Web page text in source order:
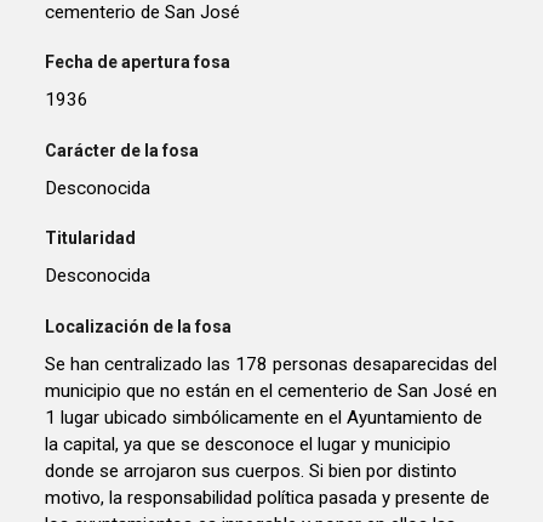
cementerio de San José
Fecha de apertura fosa
1936
Carácter de la fosa
Desconocida
Titularidad
Desconocida
Localización de la fosa
Se han centralizado las 178 personas desaparecidas del
municipio que no están en el cementerio de San José en
1 lugar ubicado simbólicamente en el Ayuntamiento de
la capital, ya que se desconoce el lugar y municipio
donde se arrojaron sus cuerpos. Si bien por distinto
motivo, la responsabilidad política pasada y presente de